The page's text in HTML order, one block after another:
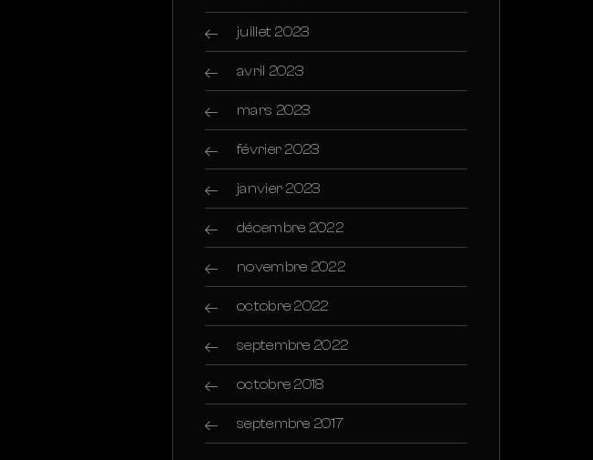
juillet 2023
avril 2023
mars 2023
février 2023
janvier 2023
décembre 2022
novembre 2022
octobre 2022
septembre 2022
octobre 2018
septembre 2017